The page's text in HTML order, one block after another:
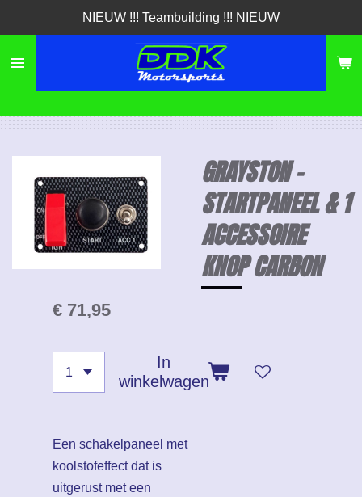
direct
naar
NIEUW !!! Teambuilding !!! NIEUW
GRAYSTON -
STARTPANEEL & 1
ACCESSOIRE
KNOP CARBON
€ 71,95
In
winkelwagen
Een schakelpaneel met
koolstofeffect dat is
uitgerust met een